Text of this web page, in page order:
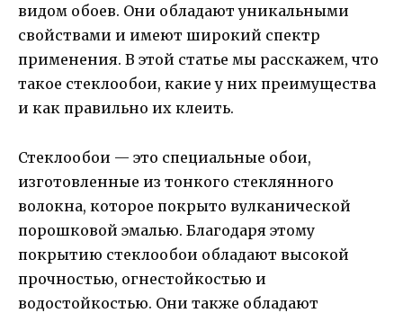
видом обоев. Они обладают уникальными
свойствами и имеют широкий спектр
применения. В этой статье мы расскажем, что
такое стеклообои, какие у них преимущества
и как правильно их клеить.
Стеклообои — это специальные обои,
изготовленные из тонкого стеклянного
волокна, которое покрыто вулканической
порошковой эмалью. Благодаря этому
покрытию стеклообои обладают высокой
прочностью, огнестойкостью и
водостойкостью. Они также обладают